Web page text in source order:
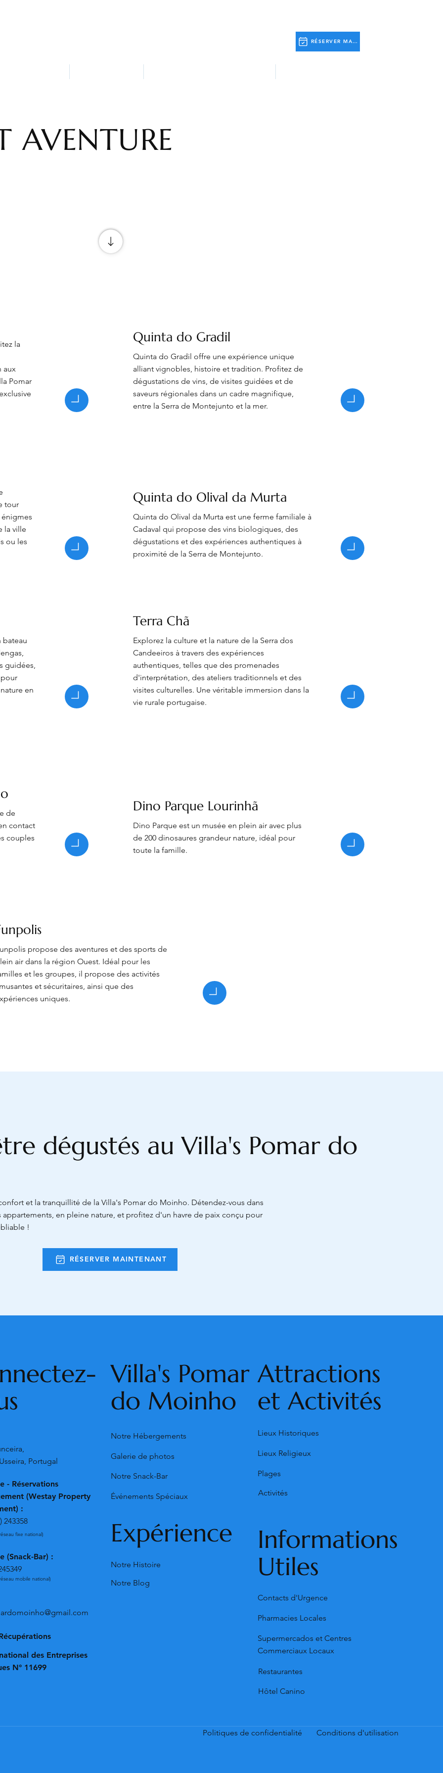
RÉSERVER MAINTENANT
AVENTURE
la
aux
Pomar
Quinta do Gradil
Quinta do Gradil offre une expérience unique
alliant vignobles, histoire et tradition. Profitez de
dégustations de vins, de visites guidées et de
saveurs régionales dans un cadre magnifique,
entre la Serra de Montejunto et la mer.
tour
la ville
ou les
Quinta do Olival da Murta
Quinta do Olival da Murta est une ferme familiale à
Cadaval qui propose des vins biologiques, des
dégustations et des expériences authentiques à
proximité de la Serra de Montejunto.
bateau
guidées,
en
Terra Chã
Explorez la culture et la nature de la Serra dos
Candeeiros à travers des expériences
authentiques, telles que des promenades
d'interprétation, des ateliers traditionnels et des
visites culturelles. Une véritable immersion dans la
vie rurale portugaise.
de
contact
couples
Dino Parque Lourinhã
Dino Parque est un musée en plein air avec plus
de 200 dinosaures grandeur nature, idéal pour
toute la famille.
propose des aventures et des sports de
air dans la région Ouest. Idéal pour les
et les groupes, il propose des activités
et sécuritaires, ainsi que des
uniques.
dégustés au Villa's Pomar do
et la tranquillité de la Villa's Pomar do Moinho. Détendez-vous dans
appartements, en pleine nature, et profitez d'un havre de paix conçu pour
!
RÉSERVER MAINTENANT
Portugal
- Réservations
(Westay Property
:
243358
fixe national)
(Snack-Bar) :
mobile national)
des Entreprises
N° 11699
Villa's Pomar
do Moinho
Notre Hébergements
Galerie de photos
Notre Snack-Bar
Événements Spéciaux
Expérience
Notre Histoire
Notre Blog
Attractions
et Activités
Lieux Historiques
Lieux Religieux
Plages
Activités
Informations
Utiles
Contacts d'Urgence
Pharmacies Locales
Supermercados et Centres
Commerciaux Locaux
Restaurantes
Hôtel Canino
Politiques de confidentialité Conditions d'utilisation